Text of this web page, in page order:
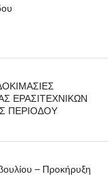
ΕΡΑΣΙΤΕΧΝΙΚΩΝ
ΠΕΡΙΟΔΟΥ
– Προκήρυξη